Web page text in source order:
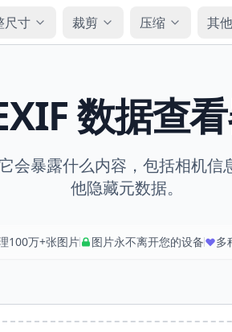
尺寸 裁剪 压缩 其
数据查
会暴露什么内容，包括相机信
他隐藏元数据。
100万+张图片 图片永不离开您的设备 多